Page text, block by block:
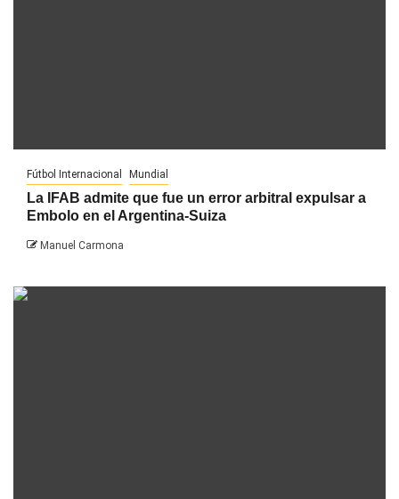
Fútbol Internacional Mundial
La IFAB admite que fue un error arbitral expulsar a
Embolo en el Argentina-Suiza
Manuel Carmona